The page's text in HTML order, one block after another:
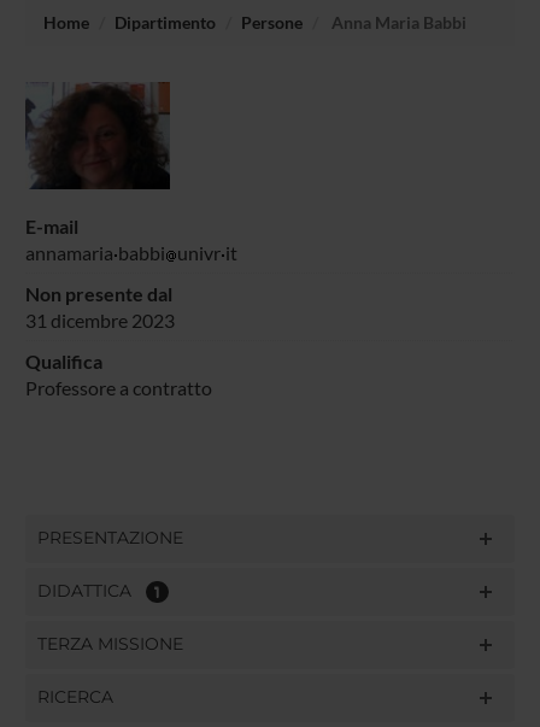
Home Dipartimento Persone Anna Maria Babbi
E-mail
annamaria babbi univr it
Non presente dal
31 dicembre 2023
Qualifica
Professore a contratto
PRESENTAZIONE
DIDATTICA 1
TERZA MISSIONE
RICERCA